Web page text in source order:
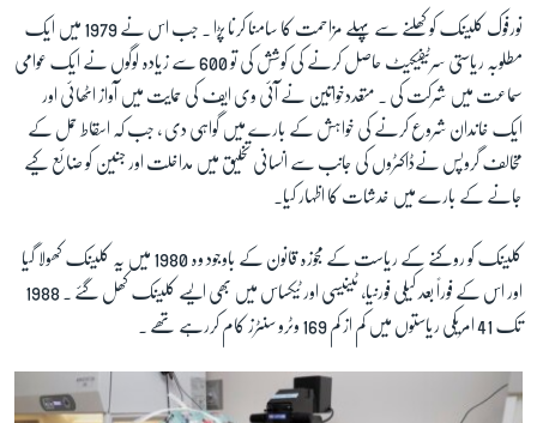
نورفوک کلینک کو کھلنے سے پہلے مزاحمت کا سامنا کرنا پڑا ۔ جب اس نے 1979 میں ایک
مطلوبہ ریاستی سرٹیفیکیٹ حاصل کرنے کی کوشش کی تو 600 سے زیادہ لوگوں نے ایک عوامی
سماعت میں شرکت کی ۔ متعددخواتین نے آئی وی ایف کی حمایت میں آواز اٹھائی اور
ایک خاندان شروع کرنے کی خواہش کے بارے میں گواہی دی ، جب کہ اسقاط حمل کے
مخالف گروپس نےڈاکٹروں کی جانب سے انسانی تخلیق میں مداخلت اور جنین کو ضائع کیے
جانے کے بارے میں خدشات کا اظہار کیا۔
کلینک کو روکنے کے ریاست کے مجوزہ قانون کے باوجود وہ 1980 میں یہ کلینک کھولا گیا
اور اس کے فوراً بعد کیلی فورنیا، ٹینیسی اور ٹیکساس میں بھی ایسے کلینک کھل گئے ۔ 1988
تک 41 امریکی ریاستوں میں کم از کم 169 وٹرو سنٹرز کام کررہے تھے ۔